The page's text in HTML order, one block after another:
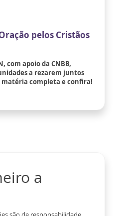
pelos Cristãos
com apoio da CNBB,
a rezarem juntos
matéria completa e confira!
a